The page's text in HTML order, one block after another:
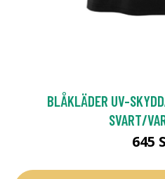
BLÅKLÄDER UV-
SVART/
645